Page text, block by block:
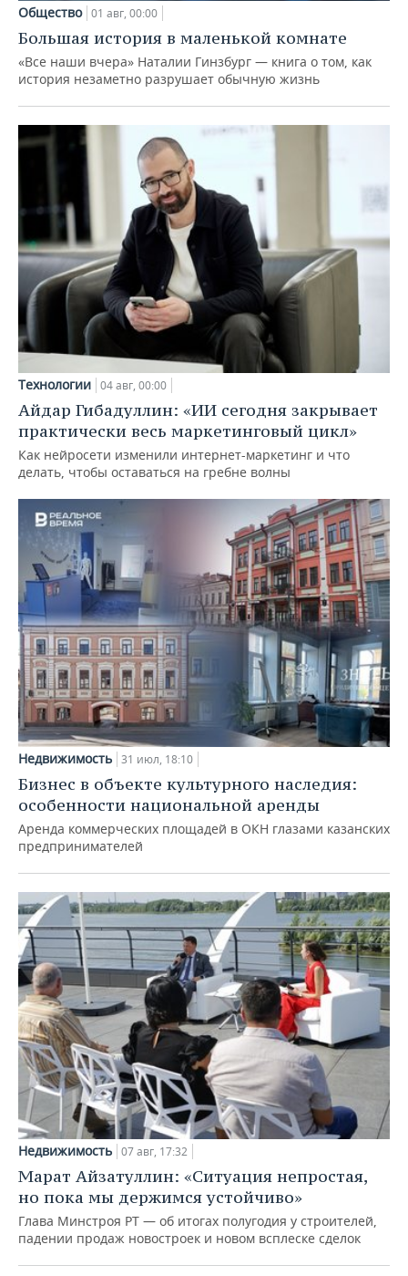
Общество 01 авг, 00:00
Большая история в маленькой комнате
«Все наши вчера» Наталии Гинзбург — книга о том, как
история незаметно разрушает обычную жизнь
Технологии 04 авг, 00:00
Айдар Гибадуллин: «ИИ сегодня закрывает
практически весь маркетинговый цикл»
Как нейросети изменили интернет-маркетинг и что
делать, чтобы оставаться на гребне волны
Недвижимость 31 июл, 18:10
Бизнес в объекте культурного наследия:
особенности национальной аренды
Аренда коммерческих площадей в ОКН глазами казанских
предпринимателей
Недвижимость 07 авг, 17:32
Марат Айзатуллин: «Ситуация непростая,
но пока мы держимся устойчиво»
Глава Минстроя РТ — об итогах полугодия у строителей,
падении продаж новостроек и новом всплеске сделок